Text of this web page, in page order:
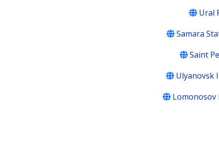
Ural
Samara
Saint
Ulyanovsk
Lomonosov